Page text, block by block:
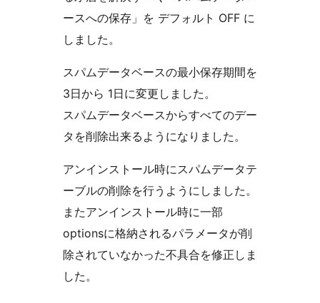
ースへの保存」を デフォルト OFF に
しました。
スパムデータベースの最小保存期間を
3日から 1日に変更しました。
スパムデータベースからすべてのデー
タを削除出来るようになりました。
アンインストール時にスパムデータテ
ーブルの削除を行うようにしました。
またアンインストール時に一部
optionsに格納されるパラメータが削
除されていなかった不具合を修正しま
した。